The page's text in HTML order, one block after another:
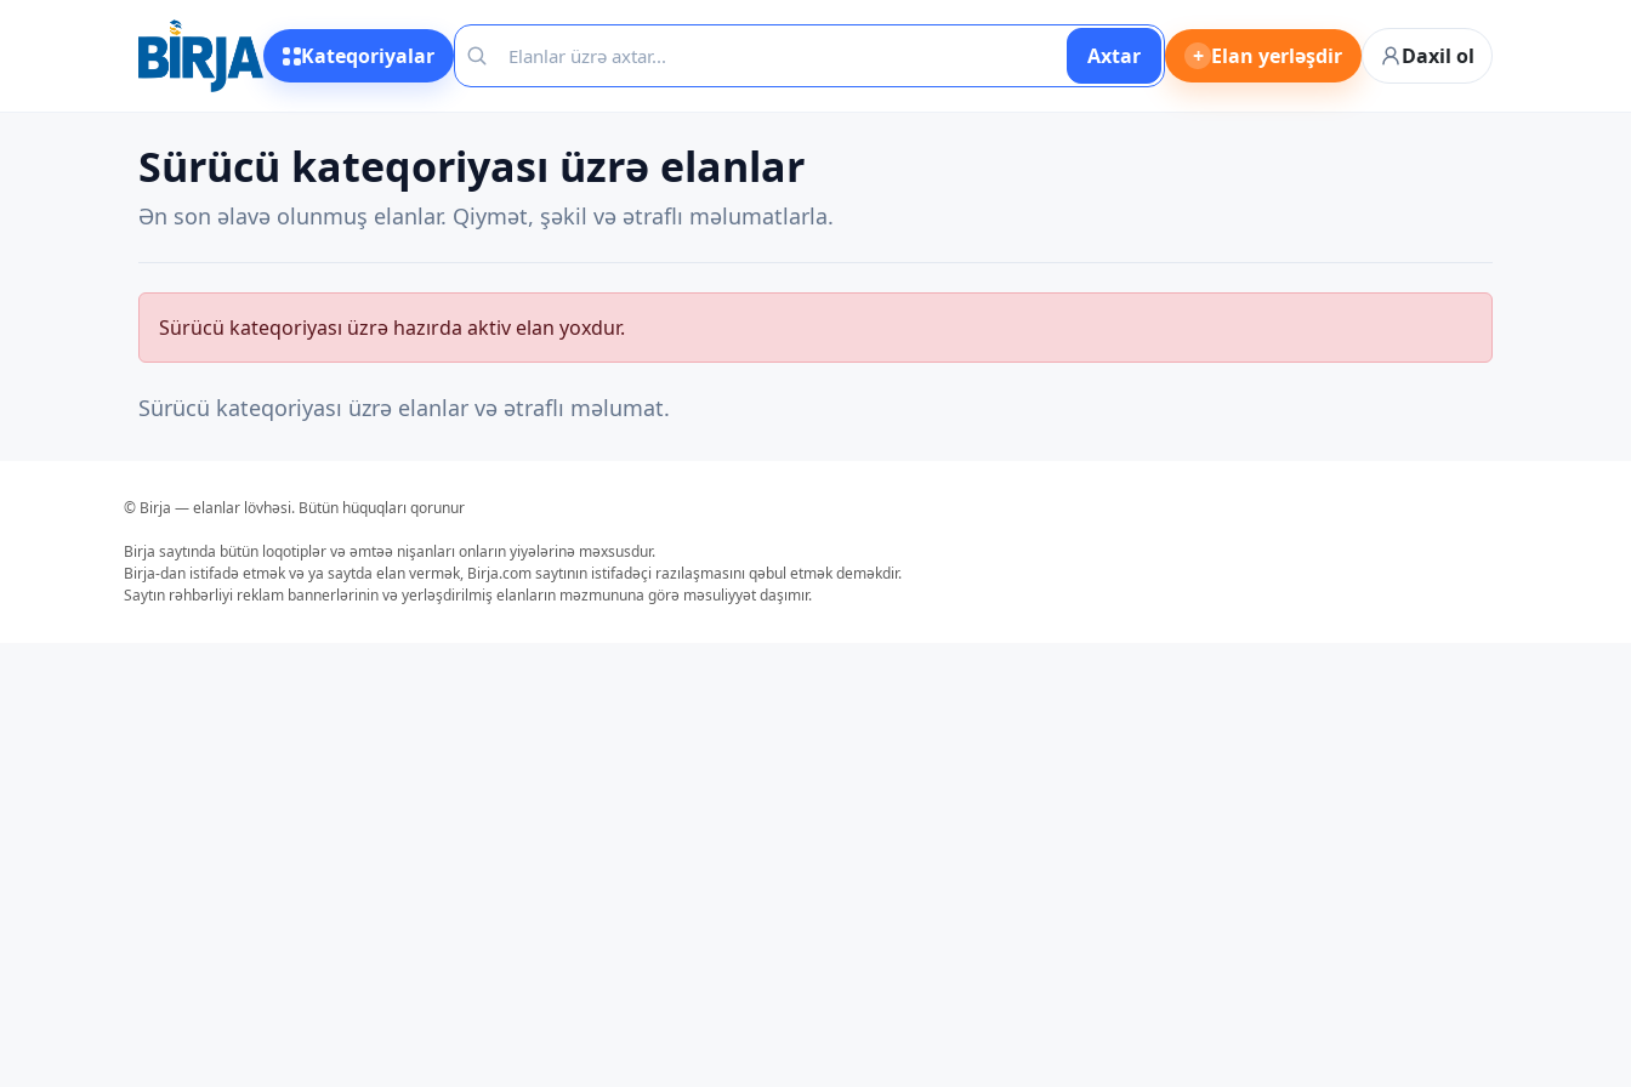
Kateqoriyalar Axtar + Elan yerləşdir Daxil ol
Sürücü kateqoriyası üzrə elanlar
Ən son əlavə olunmuş elanlar. Qiymət, şəkil və ətraflı məlumatlarla.
Sürücü kateqoriyası üzrə hazırda aktiv elan yoxdur.
Sürücü kateqoriyası üzrə elanlar və ətraflı məlumat.
© Birja — elanlar lövhəsi. Bütün hüquqları qorunur
Birja saytında bütün loqotiplər və əmtəə nişanları onların yiyələrinə məxsusdur.
Birja-dan istifadə etmək və ya saytda elan vermək, Birja.com saytının istifadəçi razılaşmasını qəbul etmək deməkdir.
Saytın rəhbərliyi reklam bannerlərinin və yerləşdirilmiş elanların məzmununa görə məsuliyyət daşımır.